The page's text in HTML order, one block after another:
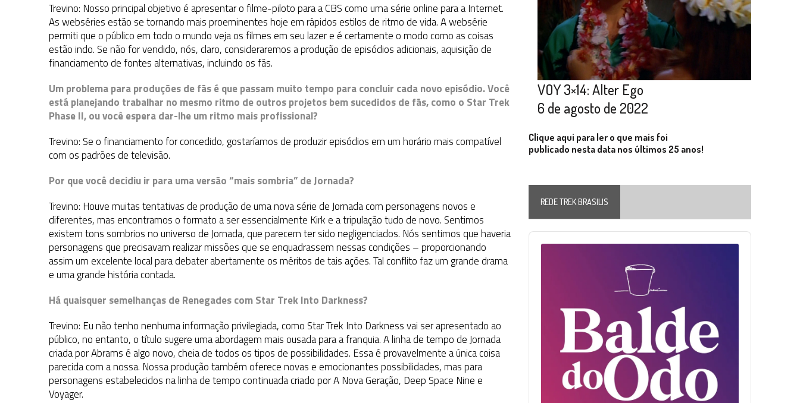
Trevino: Nosso principal objetivo é apresentar o filme-piloto para a CBS como uma série online para a Internet.
As webséries estão se tornando mais proeminentes hoje em rápidos estilos de ritmo de vida. A websérie
permiti que o público em todo o mundo veja os filmes em seu lazer e é certamente o modo como as coisas
estão indo. Se não for vendido, nós, claro, consideraremos a produção de episódios adicionais, aquisição de
financiamento de fontes alternativas, incluindo os fãs.
Um problema para produções de fãs é que passam muito tempo para concluir cada novo episódio. Você
está planejando trabalhar no mesmo ritmo de outros projetos bem sucedidos de fãs, como o Star Trek
Phase II, ou você espera dar-lhe um ritmo mais profissional?
Trevino: Se o financiamento for concedido, gostaríamos de produzir episódios em um horário mais compatível
com os padrões de televisão.
Por que você decidiu ir para uma versão “mais sombria” de Jornada?
Trevino: Houve muitas tentativas de produção de uma nova série de Jornada com personagens novos e
diferentes, mas encontramos o formato a ser essencialmente Kirk e a tripulação tudo de novo. Sentimos
existem tons sombrios no universo de Jornada, que parecem ter sido negligenciados. Nós sentimos que haveria
personagens que precisavam realizar missões que se enquadrassem nessas condições – proporcionando
assim um excelente local para debater abertamente os méritos de tais ações. Tal conflito faz um grande drama
e uma grande história contada.
Há quaisquer semelhanças de Renegades com Star Trek Into Darkness?
Trevino: Eu não tenho nenhuma informação privilegiada, como Star Trek Into Darkness vai ser apresentado ao
público, no entanto, o título sugere uma abordagem mais ousada para a franquia. A linha de tempo de Jornada
criada por Abrams é algo novo, cheia de todos os tipos de possibilidades. Essa é provavelmente a única coisa
parecida com a nossa. Nossa produção também oferece novas e emocionantes possibilidades, mas para
personagens estabelecidos na linha de tempo continuada criado por A Nova Geração, Deep Space Nine e
Voyager.
VOY 3×14: Alter Ego
6 de agosto de 2022
Clique aqui para ler o que mais foi
publicado nesta data nos últimos 25 anos!
REDE TREK BRASILIS
Audio
Player